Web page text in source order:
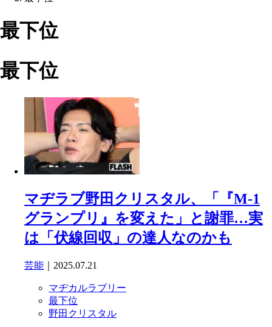
最下位
最下位
マヂラブ野田クリスタル、「『M-1
グランプリ』を変えた」と謝罪…実
は「伏線回収」の達人なのかも
芸能 ｜2025.07.21
マヂカルラブリー
最下位
野田クリスタル